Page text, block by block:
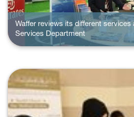
Waffer reviews its different services
Services Department